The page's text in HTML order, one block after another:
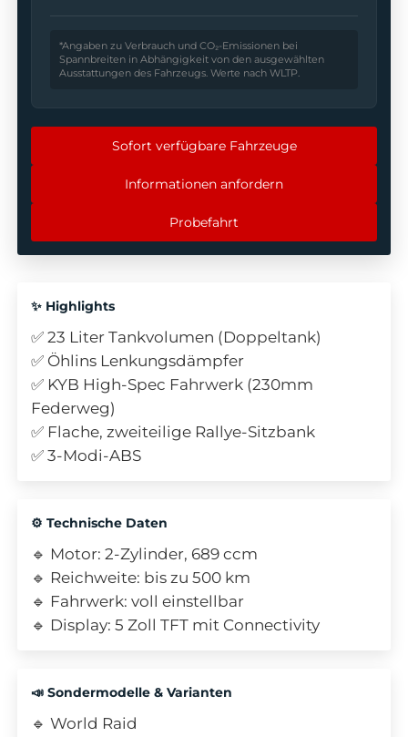
*Angaben zu Verbrauch und CO₂-Emissionen bei
Spannbreiten in Abhängigkeit von den ausgewählten
Ausstattungen des Fahrzeugs. Werte nach WLTP.
Sofort verfügbare Fahrzeuge
Informationen anfordern
Probefahrt
✨ Highlights
✅ 23 Liter Tankvolumen (Doppeltank)
✅ Öhlins Lenkungsdämpfer
✅ KYB High-Spec Fahrwerk (230mm
Federweg)
✅ Flache, zweiteilige Rallye-Sitzbank
✅ 3-Modi-ABS
⚙️ Technische Daten
🔹 Motor: 2-Zylinder, 689 ccm
🔹 Reichweite: bis zu 500 km
🔹 Fahrwerk: voll einstellbar
🔹 Display: 5 Zoll TFT mit Connectivity
📣 Sondermodelle & Varianten
🔹 World Raid